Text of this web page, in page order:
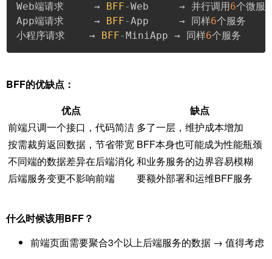
Web端请求     → BFF-Web     → 并行调用 6个微服
App端请求     →
BFF-App     → 同样6个服务
小程序请求    →
BFF- MiniApp → 同样6个服务
BFF的优缺点：
优点
缺点
前端只调一个接口，代码简洁 多了一层，维护成本增加
按需裁剪返回数据，节省带宽 BFF本身也可能成为性能瓶颈
不同端的数据差异在后端消化和业务服务的边界容易模糊
后端服务变更不影响前端
要额外部署和运维BFF服务
什么时候该用BFF？
前端页面需要聚合3个以上后端服务的数据 → 值得考虑